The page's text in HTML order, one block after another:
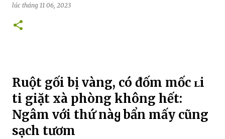
lúc tháng 11 06, 2023
Ruột gối bị vàng, có đốm mốc ʟi
ti giặt xà phòng không hết:
Ngâm với thứ nàყ bẩn mấy cũng
sạch tươm